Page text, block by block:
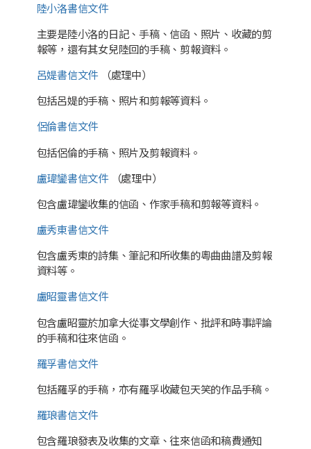
陸小洛書信文件
主要是陸小洛的日記、手稿、信函、照片、收藏的剪
報等，還有其女兒陸回的手稿、剪報資料。
呂媞書信文件（處理中）
包括呂媞的手稿、照片和剪報等資料。
侶倫書信文件
包括侶倫的手稿、照片及剪報資料。
盧瑋鑾書信文件（處理中）
包含盧瑋鑾收集的信函、作家手稿和剪報等資料。
盧秀東書信文件
包含盧秀東的詩集、筆記和所收集的粵曲曲譜及剪報
資料等。
盧昭靈書信文件
包含盧昭靈於加拿大從事文學創作、批評和時事評論
的手稿和往來信函。
羅孚書信文件
包括羅孚的手稿，亦有羅孚收藏包天笑的作品手稿。
羅琅書信文件
包含羅琅發表及收集的文章、往來信函和稿費通知